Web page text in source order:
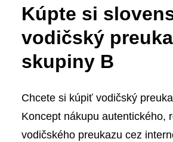
Kúpte si
vodičský
skupiny B
Chcete si kúpiť vodičský
Koncept nákupu autentického,
vodičského preukazu cez